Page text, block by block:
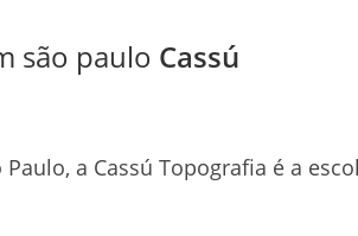
são paulo Cassú
a Cassú Topografia é a